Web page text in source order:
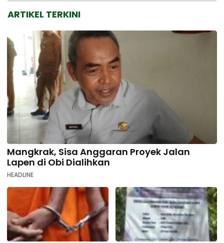
ARTIKEL TERKINI
Mangkrak, Sisa Anggaran Proyek Jalan
Lapen di Obi Dialihkan
HEADLINE